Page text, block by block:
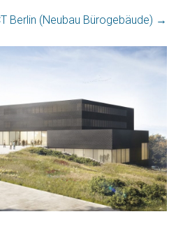
Berlin (Neubau Bürogebäude) →